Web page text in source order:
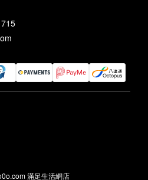
滿足生活網店